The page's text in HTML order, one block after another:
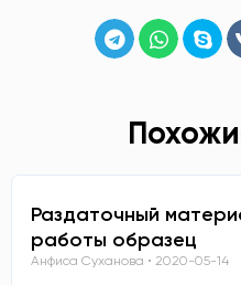
Раздаточный
работы образец
Анфиса Суханова 2020-05-14